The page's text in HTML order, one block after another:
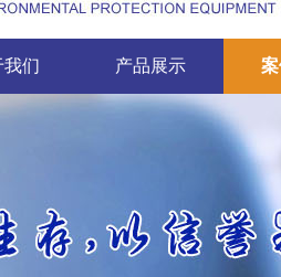
我们 产品展示